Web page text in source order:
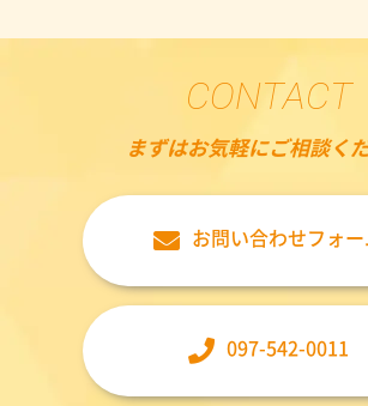
CONTACT
まずはお気軽にご相談く
お問い合わせフォ
097-542-0011